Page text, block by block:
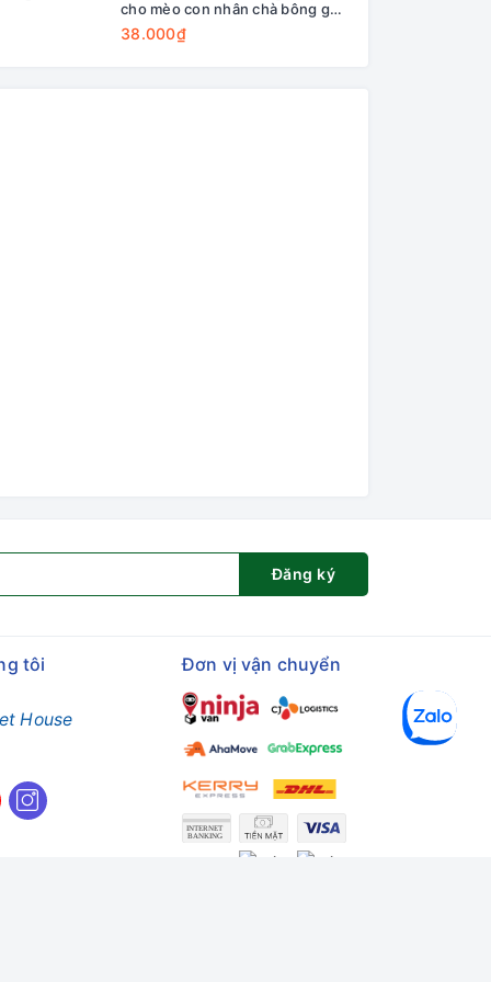
cho mèo con nhân chà bông gà
+ sữa dê
38.000₫
Đăng ký
tôi
House
Đơn vị vận chuyển